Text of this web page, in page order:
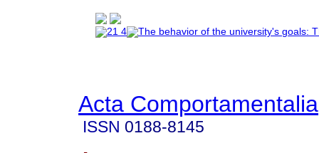
Acta Comportamentalia
ISSN 0188-8145